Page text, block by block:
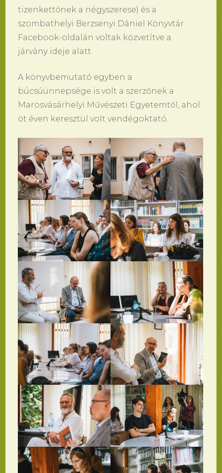
tizenkettőnek a négyszerese) és a
szombathelyi Berzsenyi Dániel Könyvtár
Facebook-oldalán voltak közvetítve a
járvány ideje alatt.
A könyvbemutató egyben a
búcsúünnepsége is volt a szerzőnek a
Marosvásárhelyi Művészeti Egyetemtől, ahol
öt éven keresztül volt vendégoktató.